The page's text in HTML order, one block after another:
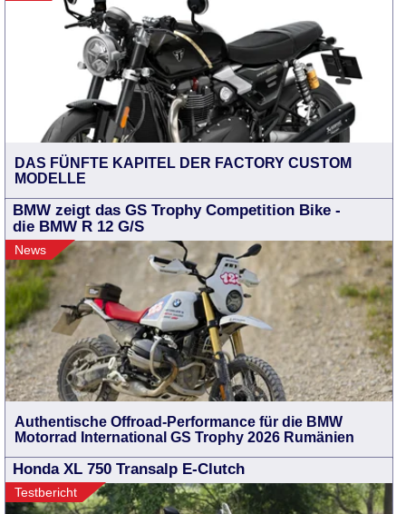
DAS FÜNFTE KAPITEL DER FACTORY CUSTOM
MODELLE
BMW zeigt das GS Trophy Competition Bike -
die BMW R 12 G/S
News
Authentische Offroad-Performance für die BMW
Motorrad International GS Trophy 2026 Rumänien
Honda XL 750 Transalp E-Clutch
Testbericht